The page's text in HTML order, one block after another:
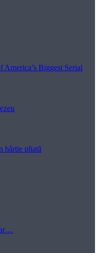
Biggest Serial
hârtie pliată